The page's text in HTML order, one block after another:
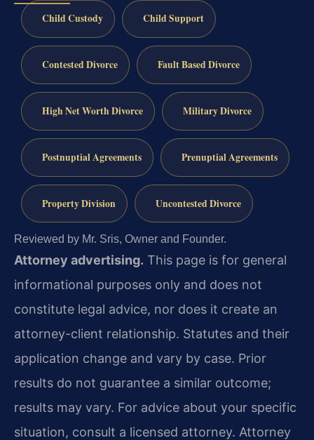
Child Custody Child Support
Contested Divorce Fault Based Divorce
High Net Worth Divorce Military Divorce
Postnuptial Agreements Prenuptial Agreements
Property Division Uncontested Divorce
Reviewed by Mr. Sris, Owner and Founder.
Attorney advertising. This page is for general
informational purposes only and does not
constitute legal advice, nor does it create an
attorney-client relationship. Statutes and their
application change and vary by case. Prior
results do not guarantee a similar outcome;
results may vary. For advice about your specific
situation, consult a licensed attorney. Attorney